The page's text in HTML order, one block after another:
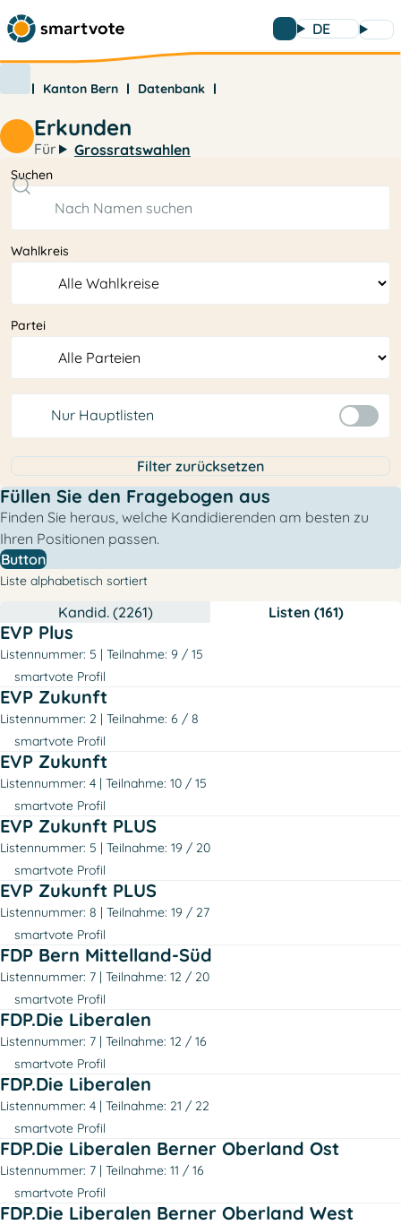
DE
Kanton Bern Datenbank
Erkunden
Für Grossratswahlen
Suchen
Wahlkreis
Partei
Nur Hauptlisten
Filter zurücksetzen
Füllen Sie den Fragebogen aus
Finden Sie heraus, welche Kandidierenden am besten zu
Ihren Positionen passen.
Button
Liste alphabetisch sortiert
Kandid. (2261) Listen (161)
EVP Plus
Listennummer: 5
Teilnahme: 9 / 15
smartvote Profil
EVP Zukunft
Listennummer: 2
Teilnahme: 6 / 8
smartvote Profil
EVP Zukunft
Listennummer: 4
Teilnahme: 10 / 15
smartvote Profil
EVP Zukunft PLUS
Listennummer: 5
Teilnahme: 19 / 20
smartvote Profil
EVP Zukunft PLUS
Listennummer: 8
Teilnahme: 19 / 27
smartvote Profil
FDP Bern Mittelland-Süd
Listennummer: 7
Teilnahme: 12 / 20
smartvote Profil
FDP.Die Liberalen
Listennummer: 7
Teilnahme: 12 / 16
smartvote Profil
FDP.Die Liberalen
Listennummer: 4
Teilnahme: 21 / 22
smartvote Profil
FDP.Die Liberalen Berner Oberland Ost
Listennummer: 7
Teilnahme: 11 / 16
smartvote Profil
FDP.Die Liberalen Berner Oberland West